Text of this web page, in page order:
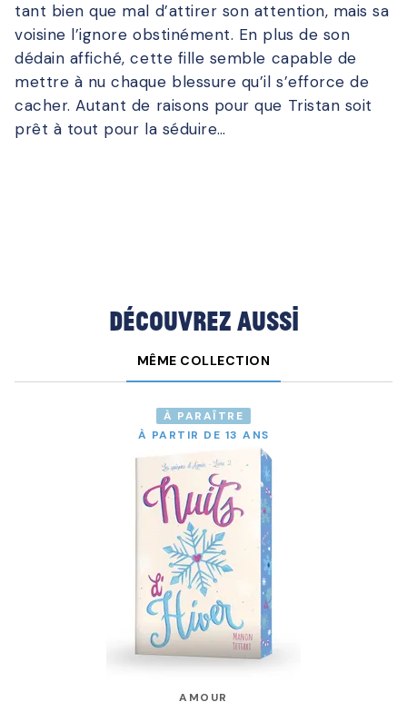
tant bien que mal d’attirer son attention, mais sa
voisine l’ignore obstinément. En plus de son
dédain affiché, cette fille semble capable de
mettre à nu chaque blessure qu’il s’efforce de
cacher. Autant de raisons pour que Tristan soit
prêt à tout pour la séduire…
Découvrez aussi
MÊME COLLECTION
À PARAÎTRE
À PARTIR DE 13 ANS
AMOUR